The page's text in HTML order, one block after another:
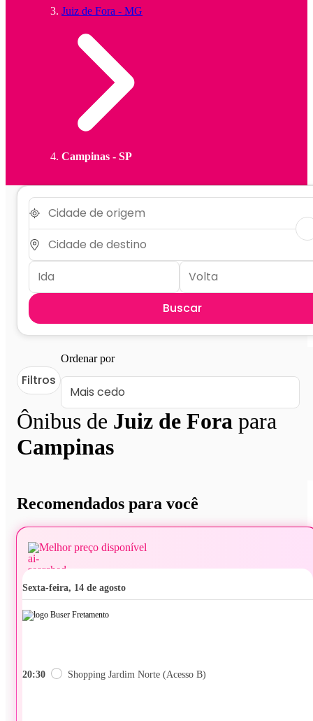
Juiz de Fora - MG
Campinas - SP
Buscar
Ônibus de Juiz de Fora para
Campinas
Filtros
Ordenar por
Recomendados para você
Melhor preço disponível
sexta-feira, 14 de agosto
20:30 Shopping Jardim Norte (Acesso B)